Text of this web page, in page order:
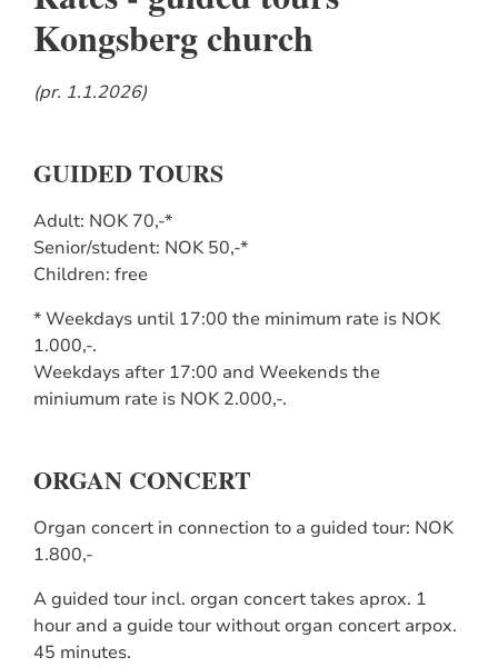
Kongsberg church
(pr. 1.1.2026)
GUIDED TOURS
Adult: NOK 70,-*
Senior/student: NOK 50,-*
Children: free
* Weekdays until 17:00 the minimum rate is NOK
1.000,-.
Weekdays after 17:00 and Weekends the
miniumum rate is NOK 2.000,-.
ORGAN CONCERT
Organ concert in connection to a guided tour: NOK
1.800,-
A guided tour incl. organ concert takes aprox. 1
hour and a guide tour without organ concert arpox.
45 minutes.